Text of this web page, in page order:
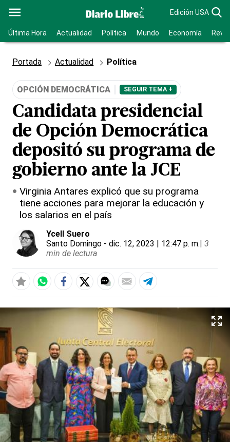
Edición USA
Última Hora Actualidad Política Mundo Economía
Portada Actualidad Política
OPCIÓN DEMOCRÁTICA SEGUIR TEMA +
Candidata presidencial
de Opción Democrática
depositó su programa de
gobierno ante la JCE
Virginia Antares explicó que su programa
tiene acciones para mejorar la educación y
los salarios en el país
Ycell Suero
Santo Domingo - dic. 12, 2023 | 12:47 p. m.| 3
min de lectura